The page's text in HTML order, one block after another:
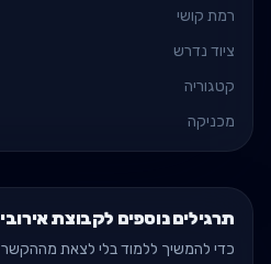
רמת קושי
ציוד נדרש
קטגוריה
מכניקה
תרגילים נוספים לקבוצת אירובי
כדי להמשיך ללמוד בלי לצאת מההקשר